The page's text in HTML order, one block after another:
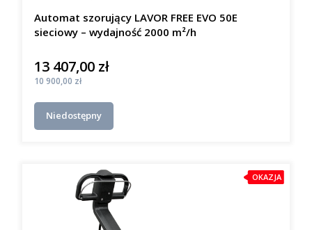
Automat szorujący LAVOR FREE EVO 50E
sieciowy – wydajność 2000 m²/h
Cena
13 407,00 zł
Cena
10 900,00 zł
Niedostępny
OKAZJA